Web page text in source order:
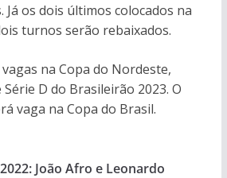
Já os dois últimos colocados na
turnos serão rebaixados.
na Copa do Nordeste,
D do Brasileirão 2023. O
vaga na Copa do Brasil.
2022: João Afro e Leonardo